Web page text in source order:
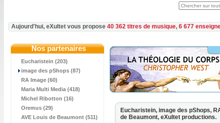
Aujourd'hui, eXultet vous propose 40 362 titres de musique, 6 677
Nos partenaires
Eucharistein (203)
image des pShops (87)
RA Image (60)
Maria Multi Media (418)
Michel Ribotton (16)
Oremus (29)
AVE Louis de Beaumont (511)
Eucharistein, image des pShops,
de Beaumont, eXultet productions.